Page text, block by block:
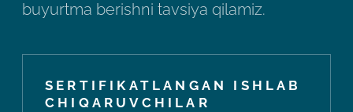
buyurtma berishni tavsiya qilamiz.
SERTIFIKATLANGAN ISHLAB
CHIQARUVCHILAR